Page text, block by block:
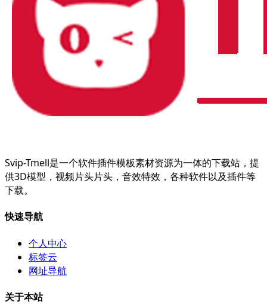
Svip-Tmell是一个软件插件模板素材资源为一体的下载站，提
供3D模型，视频片头片头，音效特效，各种软件以及插件等
下载。
快速导航
个人中心
标签云
网址导航
关于本站